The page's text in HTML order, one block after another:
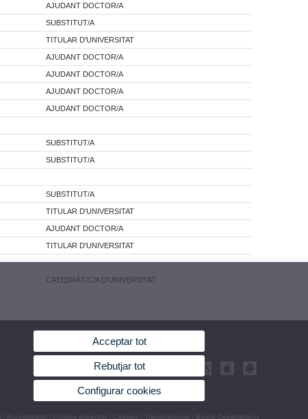
AJUDANT DOCTOR/A
SUBSTITUT/A
TITULAR D'UNIVERSITAT
AJUDANT DOCTOR/A
AJUDANT DOCTOR/A
AJUDANT DOCTOR/A
AJUDANT DOCTOR/A
SUBSTITUT/A
SUBSTITUT/A
SUBSTITUT/A
TITULAR D'UNIVERSITAT
AJUDANT DOCTOR/A
TITULAR D'UNIVERSITAT
CATEDRÀTIC/A D'UNIVERSITAT
Accessibilitat Política privacitat Cookies Transparència Bústia Departament
Acceptar tot
Rebutjar tot
Configurar cookies